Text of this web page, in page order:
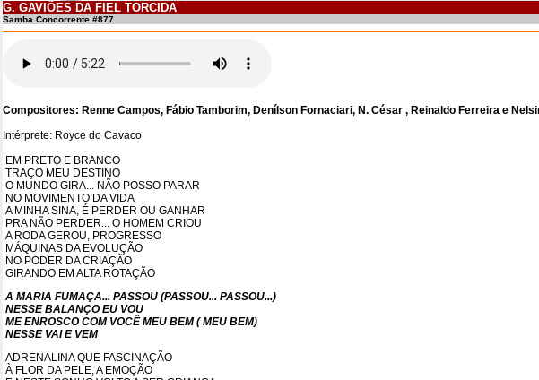
G. GAVIÕES DA FIEL TORCIDA
Samba Concorrente #877
Compositores: Renne Campos, Fábio Tamborim, Denílson Fornaciari, N. César , Reinaldo Ferreira e
Intérprete: Royce do Cavaco
EM PRETO E BRANCO
TRAÇO MEU DESTINO
O MUNDO GIRA... NÃO POSSO PARAR
NO MOVIMENTO DA VIDA
A MINHA SINA, É PERDER OU GANHAR
PRA NÃO PERDER... O HOMEM CRIOU
A RODA GEROU, PROGRESSO
MÁQUINAS DA EVOLUÇÃO
NO PODER DA CRIAÇÃO
GIRANDO EM ALTA ROTAÇÃO
A MARIA FUMAÇA... PASSOU (PASSOU... PASSOU...)
NESSE BALANÇO EU VOU
ME ENROSCO COM VOCÊ MEU BEM ( MEU BEM)
NESSE VAI E VEM
ADRENALINA QUE FASCINAÇÃO
À FLOR DA PELE, A EMOÇÃO